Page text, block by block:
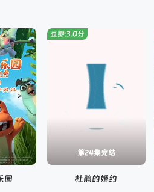
园
第24集完结
豆瓣:3.0分
杜鹃的婚约